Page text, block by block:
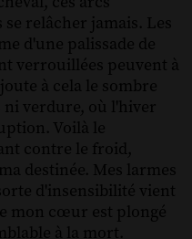
relâcher jamais. Les
d'une palissade de
verrouillées peuvent à
à cela le sombre
ni verdure, où l'hiver
Voilà le
contre le froid,
destinée. Mes larmes
d'insensibilité vient
mon cœur est plongé
à la mort.